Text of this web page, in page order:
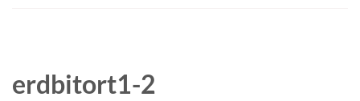
erdbitort1-2